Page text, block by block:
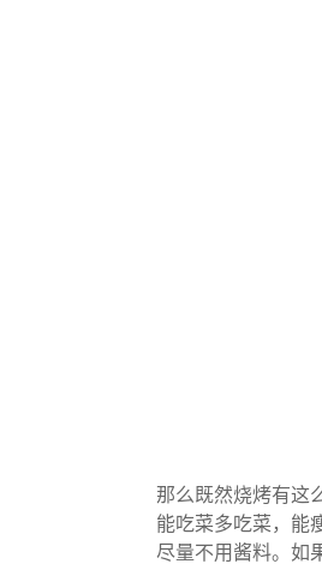
那么既然烧烤有这
能吃菜多吃菜，能
尽量不用酱料。如